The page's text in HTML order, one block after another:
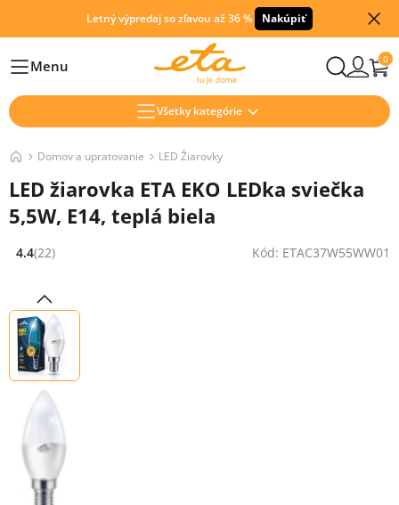
Letný výpredaj so zľavou až 36 % Nakúpiť
HlavníMenu 0
Všetky kategórie
Domov a upratovanie LED Žiarovky
LED žiarovka ETA EKO LEDka sviečka
5,5W, E14, teplá biela
Hodnocení: 4.4 z 5 (22 recenzí)
4.4(22) Kód: ETAC37W55WW01